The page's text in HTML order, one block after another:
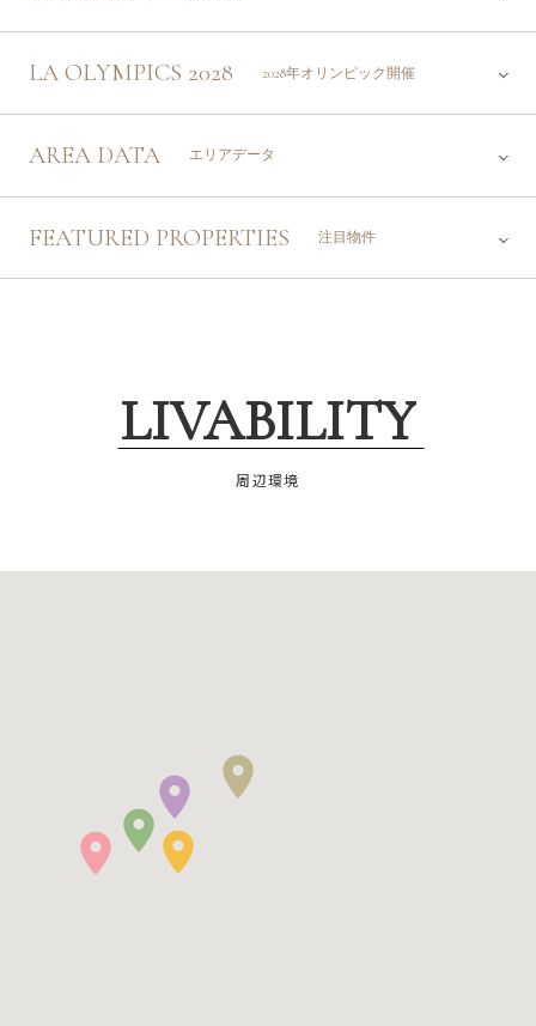
2028年オリンピック開催
エリアデータ
注目物件
LIVABILITY
周辺環境